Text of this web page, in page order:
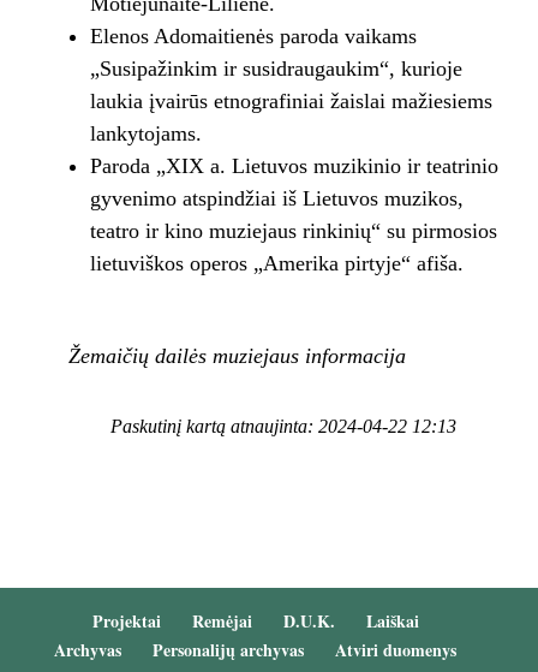
Elenos Adomaitienės paroda vaikams
„Susipažinkim ir susidraugaukim“, kurioje
laukia įvairūs etnografiniai žaislai mažiesiems
lankytojams.
Paroda „XIX a. Lietuvos muzikinio ir teatrinio
gyvenimo atspindžiai iš Lietuvos muzikos,
teatro ir kino muziejaus rinkinių“ su pirmosios
lietuviškos operos „Amerika pirtyje“ afiša.
Žemaičių dailės muziejaus informacija
Paskutinį kartą atnaujinta: 2024-04-22 12:13
Projektai Remėjai D.U.K.
Laiškai
Archyvas
Personalijų archyvas Atviri duomenys